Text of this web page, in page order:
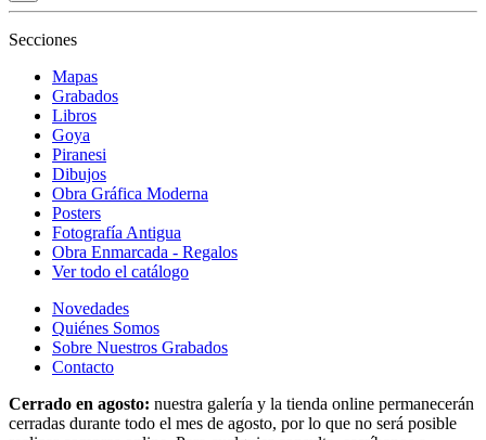
Secciones
Mapas
Grabados
Libros
Goya
Piranesi
Dibujos
Obra Gráfica Moderna
Posters
Fotografía Antigua
Obra Enmarcada - Regalos
Ver todo el catálogo
Novedades
Quiénes Somos
Sobre Nuestros Grabados
Contacto
Cerrado en agosto: nuestra galería y la tienda online permanecerán
cerradas durante todo el mes de agosto, por lo que no será posible